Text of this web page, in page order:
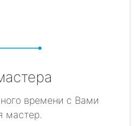
времени с Вами
мастер.